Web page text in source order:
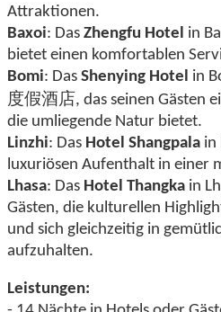
Attraktionen.
Baxoi: Das Zhengfu Hotel in
bietet einen komfortablen
Bomi: Das Shenying Hotel in
度假酒店, das seinen Gästen
die umliegende Natur bietet.
Linzhi: Das Hotel Shangpala in
luxuriösen Aufenthalt in einer
Lhasa: Das Hotel Thangka in
Gästen, die kulturellen
und sich gleichzeitig in
aufzuhalten.
Leistungen: